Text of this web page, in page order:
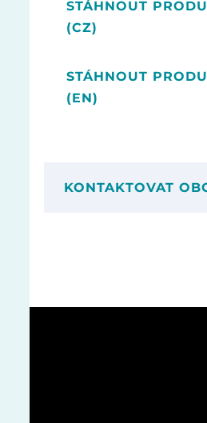
STÁHNOUT
(CZ)
STÁHNOUT
(EN)
KONTAKTOVAT